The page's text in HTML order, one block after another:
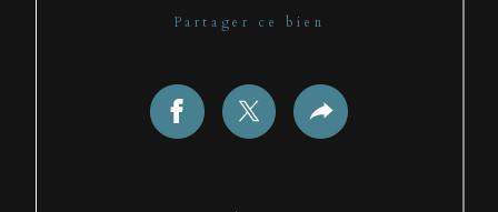
Partager ce bien